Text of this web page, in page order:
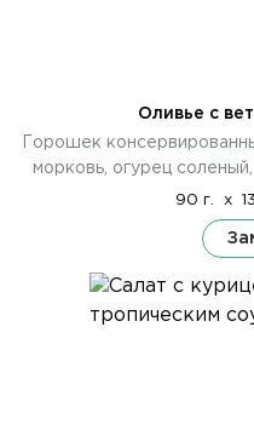
Оливье с
Горошек
морковь, огурец
90 г. x